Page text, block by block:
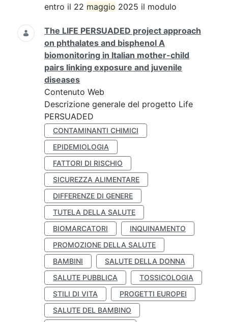
entro il 22 maggio 2025 il modulo
The LIFE PERSUADED project approach
on phthalates and bisphenol A
biomonitoring in Italian mother-child
pairs linking exposure and juvenile
diseases
Contenuto Web
Descrizione generale del progetto Life
PERSUADED
CONTAMINANTI CHIMICI
EPIDEMIOLOGIA
FATTORI DI RISCHIO
SICUREZZA ALIMENTARE
DIFFERENZE DI GENERE
TUTELA DELLA SALUTE
BIOMARCATORI
INQUINAMENTO
PROMOZIONE DELLA SALUTE
BAMBINI
SALUTE DELLA DONNA
SALUTE PUBBLICA
TOSSICOLOGIA
STILI DI VITA
PROGETTI EUROPEI
SALUTE DEL BAMBINO